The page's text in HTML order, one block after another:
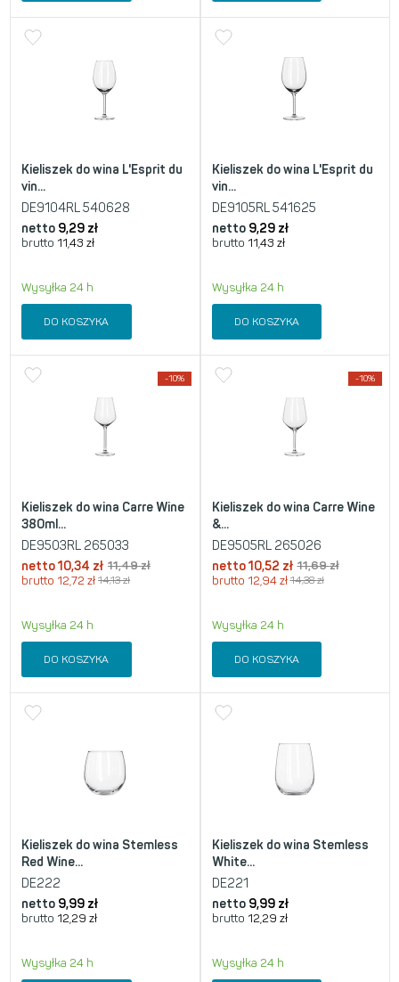
Kieliszek do wina L'Esprit du
vin...
DE9104RL 540628
netto 9,29 zł
brutto 11,43 zł
Wysyłka 24 h
DO KOSZYKA
Kieliszek do wina L'Esprit du
vin...
DE9105RL 541625
netto 9,29 zł
brutto 11,43 zł
Wysyłka 24 h
DO KOSZYKA
-10%
Kieliszek do wina Carre Wine
380ml...
DE9503RL 265033
netto10,34 zł 11,49zł
brutto 12,72 zł 14,13zł
Wysyłka 24 h
DO KOSZYKA
-10%
Kieliszek do wina Carre Wine
&...
DE9505RL 265026
netto 10,52 zł 11,69zł
brutto 12,94 zł 14,38zł
Wysyłka 24 h
DO KOSZYKA
Kieliszek do wina Stemless
Red Wine...
DE222
netto 9,99 zł
brutto 12,29 zł
Wysyłka 24 h
Kieliszek do wina Stemless
White...
DE221
netto 9,99 zł
brutto 12,29 zł
Wysyłka 24 h